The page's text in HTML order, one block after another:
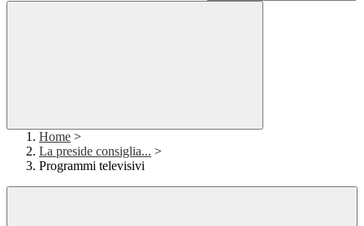
Home >
La preside consiglia... >
Programmi televisivi